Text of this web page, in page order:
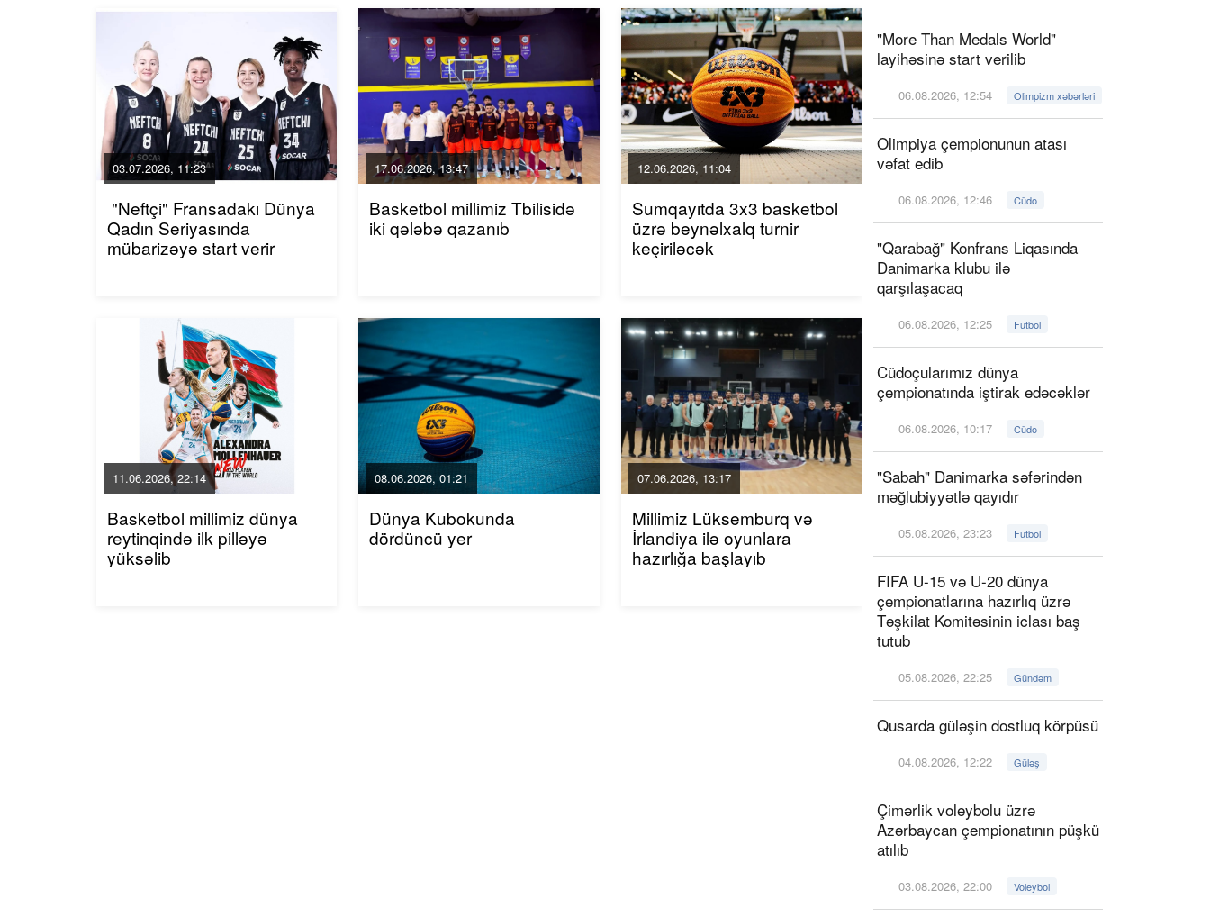
03.07.2026, 11:23
"Neftçi" Fransadakı Dünya
Qadın Seriyasında
mübarizəyə start verir
17.06.2026, 13:47
Basketbol millimiz Tbilisidə
iki qələbə qazanıb
12.06.2026, 11:04
Sumqayıtda 3x3 basketbol
üzrə beynəlxalq turnir
keçiriləcək
11.06.2026, 22:14
Basketbol millimiz dünya
reytinqində ilk pilləyə
yüksəlib
08.06.2026, 01:21
Dünya Kubokunda
dördüncü yer
07.06.2026, 13:17
Millimiz Lüksemburq və
İrlandiya ilə oyunlara
hazırlığa başlayıb
"More Than Medals World"
layihəsinə start verilib
06.08.2026, 12:54 Olimpizm xəbərləri
Olimpiya çempionunun atası
vəfat edib
06.08.2026, 12:46 Cüdo
"Qarabağ" Konfrans Liqasında
Danimarka klubu ilə
qarşılaşacaq
06.08.2026, 12:25 Futbol
Cüdoçularımız dünya
çempionatında iştirak edəcəklər
06.08.2026, 10:17 Cüdo
"Sabah" Danimarka səfərindən
məğlubiyyətlə qayıdır
05.08.2026, 23:23 Futbol
FIFA U-15 və U-20 dünya
çempionatlarına hazırlıq üzrə
Təşkilat Komitəsinin iclası baş
tutub
05.08.2026, 22:25 Gündəm
Qusarda güləşin dostluq körpüsü
04.08.2026, 12:22 Güləş
Çimərlik voleybolu üzrə
Azərbaycan çempionatının püşkü
atılıb
03.08.2026, 22:00 Voleybol